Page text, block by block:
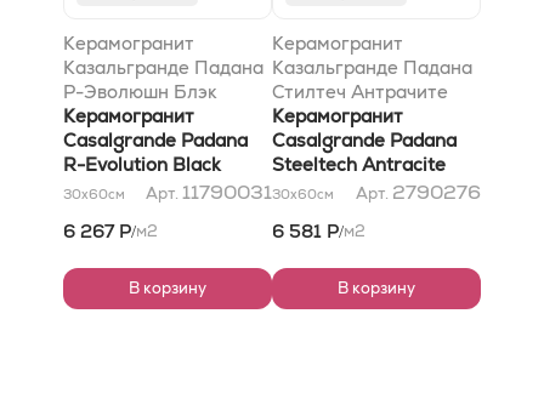
Керамогранит
Казальгранде Падана
Р-Эволюшн Блэк
30x60
Керамогранит
Casalgrande Padana
R-Evolution Black
30x60
30x60см Арт. 11790031
6 267 Р/м2
В корзину
Керамогранит
Казальгранде Падана
Стилтеч Антрачите
30x60
Керамогранит
Casalgrande Padana
Steeltech Antracite
30x60
30x60см Арт. 2790276
6 581 Р/м2
В корзину